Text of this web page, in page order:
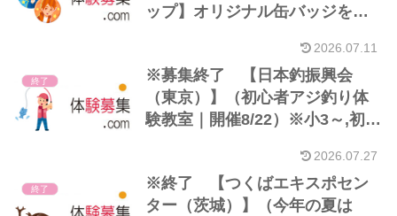
ップ】オリジナル缶バッジをつ
2026.07.11
終了
※募集終了 【日本釣振興会
（東京）】（初心者アジ釣り体
験教室｜開催8/22）※小3～,初参
2026.07.27
終了
※終了 【つくばエキスポセン
ター（茨城）】（今年の夏は